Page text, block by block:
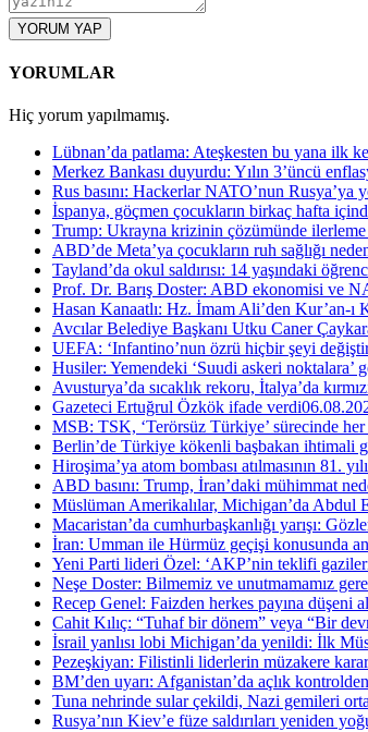
YORUM YAP
YORUMLAR
Hiç yorum yapılmamış.
Lübnan’da patlama: Ateşkesten bu yana ilk
Merkez Bankası duyurdu: Yılın 3’üncü
Rus basını: Hackerlar NATO’nun Rusya’ya
İspanya, göçmen çocukların birkaç hafta
Trump: Ukrayna krizinin çözümünde
ABD’de Meta’ya çocukların ruh sağlığı
Tayland’da okul saldırısı: 14 yaşındaki
Prof. Dr. Barış Doster: ABD ekonomisi ve
Hasan Kanaatlı: Hz. İmam Ali’den Kur’an-ı
Avcılar Belediye Başkanı Utku Caner
UEFA: ‘Infantino’nun özrü hiçbir şeyi
Husiler: Yemendeki ‘Suudi askeri noktalara’
Avusturya’da sıcaklık rekoru, İtalya’da
Gazeteci Ertuğrul Özkök ifade verdi
MSB: TSK, ‘Terörsüz Türkiye’ sürecinde
Berlin’de Türkiye kökenli başbakan ihtimali
Hiroşima’ya atom bombası atılmasının 81.
ABD basını: Trump, İran’daki mühimmat
Müslüman Amerikalılar, Michigan’da Abdul
Macaristan’da cumhurbaşkanlığı yarışı:
İran: Umman ile Hürmüz geçişi konusunda
Yeni Parti lideri Özel: ‘AKP’nin teklifi
Neşe Doster: Bilmemiz ve unutmamamız
Recep Genel: Faizden herkes payına düşeni
Cahit Kılıç: “Tuhaf bir dönem” veya “Bir
İsrail yanlısı lobi Michigan’da yenildi: İlk
Pezeşkiyan: Filistinli liderlerin müzakere
BM’den uyarı: Afganistan’da açlık kontrolden
Tuna nehrinde sular çekildi, Nazi gemileri
Rusya’nın Kiev’e füze saldırıları yeniden